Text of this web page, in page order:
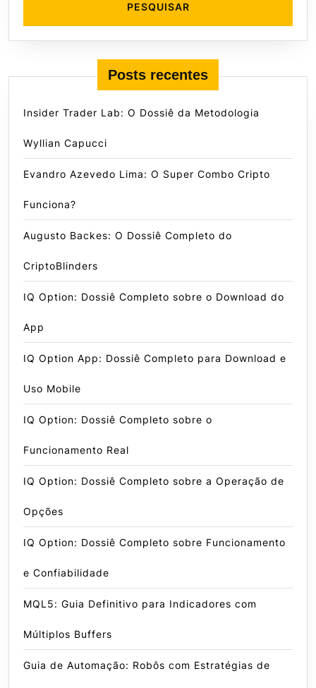
Posts recentes
Insider Trader Lab: O Dossiê da Metodologia
Wyllian Capucci
Evandro Azevedo Lima: O Super Combo Cripto
Funciona?
Augusto Backes: O Dossiê Completo do
CriptoBlinders
IQ Option: Dossiê Completo sobre o Download do
App
IQ Option App: Dossiê Completo para Download e
Uso Mobile
IQ Option: Dossiê Completo sobre o
Funcionamento Real
IQ Option: Dossiê Completo sobre a Operação de
Opções
IQ Option: Dossiê Completo sobre Funcionamento
e Confiabilidade
MQL5: Guia Definitivo para Indicadores com
Múltiplos Buffers
Guia de Automação: Robôs com Estratégias de